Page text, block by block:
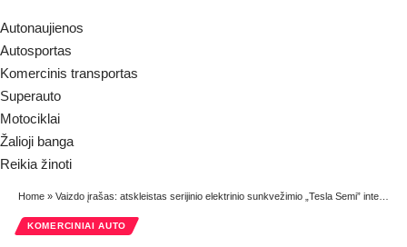
Autonaujienos
Autosportas
Komercinis transportas
Superauto
Motociklai
Žalioji banga
Reikia žinoti
Home » Vaizdo įrašas: atskleistas serijinio elektrinio sunkvežimio „Tesla Semi” interjeras
KOMERCINIAI AUTO